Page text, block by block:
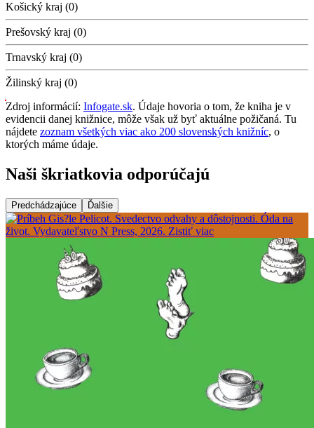
Košický kraj (0)
Prešovský kraj (0)
Trnavský kraj (0)
Žilinský kraj (0)
Zdroj informácií: Infogate.sk. Údaje hovoria o tom, že kniha je v
evidencii danej knižnice, môže však už byť aktuálne požičaná. Tu
nájdete zoznam všetkých viac ako 200 slovenských knižníc, o
ktorých máme údaje.
Naši škriatkovia odporúčajú
Predchádzajúce Ďalšie